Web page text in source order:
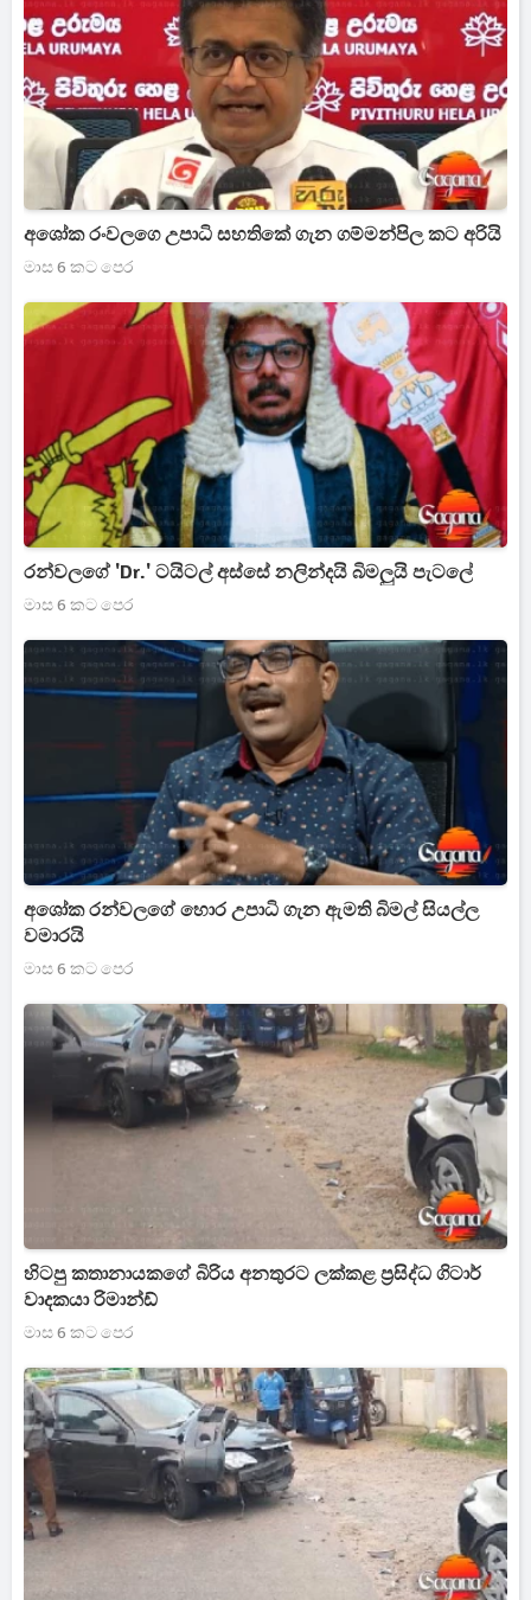
අශෝක රංවලගෙ උපාධි සහතිකේ ගැන ගම්මන්පිල කට අරියි
මාස 6 කට පෙර
රන්වලගේ 'Dr.' ටයිටල් අස්සේ නලින්දයි බිමලුයි පැටලේ
මාස 6 කට පෙර
අශෝක රන්වලගේ හොර උපාධි ගැන ඇමති බිමල් සියල්ල
වමාරයි
මාස 6 කට පෙර
හිටපු කතානායකගේ බිරිය අනතුරට ලක්කළ ප්‍රසිද්ධ ගිටාර්
වාදකයා රිමාන්ඩ්
මාස 6 කට පෙර